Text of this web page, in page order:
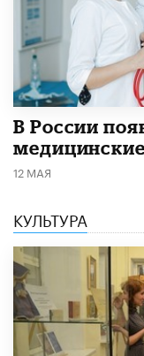
В России
12 МАЯ
КУЛЬТУРА